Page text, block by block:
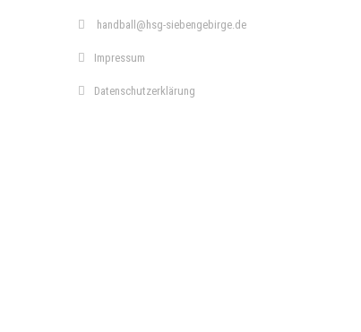
handball@hsg-siebengebirge.de
Impressum
Datenschutzerklärung